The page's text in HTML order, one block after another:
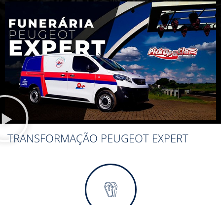
TRANSFORMAÇÃO PEUGEOT EXPERT